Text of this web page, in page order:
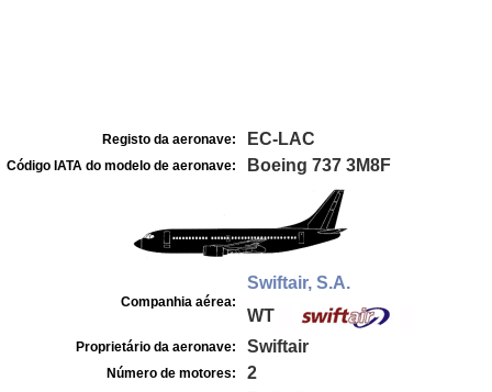
Registo da aeronave: EC-LAC
Código IATA do modelo de aeronave: Boeing 737 3M8F
Companhia aérea:
Swiftair, S.A.
WT
Proprietário da aeronave: Swiftair
Número de motores: 2